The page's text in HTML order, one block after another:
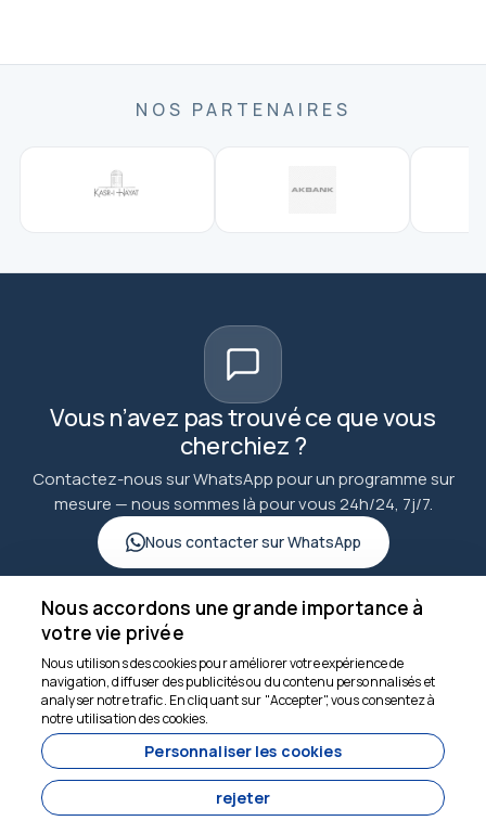
NOS PARTENAIRES
Vous n’avez pas trouvé ce que vous
cherchiez ?
Contactez-nous sur WhatsApp pour un programme sur
mesure — nous sommes là pour vous 24h/24, 7j/7.
Nous contacter sur WhatsApp
goncuturizm.com
6860
Nous accordons une grande importance à
votre vie privée
Nous utilisons des cookies pour améliorer votre expérience de
navigation, diffuser des publicités ou du contenu personnalisés et
analyser notre trafic. En cliquant sur "Accepter", vous consentez à
notre utilisation des cookies.
Personnaliser les cookies
rejeter
Nous sommes là pour
vous aider